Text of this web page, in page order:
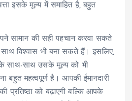
इसके मूल्य में समाहित है, बहुत
सामान की सही पहचान करवा सकते
विश्वास भी बना सकते हैं। इसलिए,
के साथ-साथ उसके मूल्य को भी
बहुत महत्वपूर्ण है। आपकी ईमानदारी
प्रतिष्ठा को बढ़ाएगी बल्कि आपके